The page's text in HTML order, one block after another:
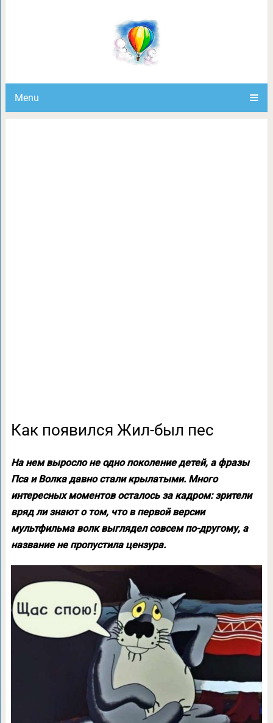
Menu
Как появился Жил-был пес
На нем выросло не одно поколение детей, а фразы
Пса и Волка давно стали крылатыми. Много
интересных моментов осталось за кадром: зрители
вряд ли знают о том, что в первой версии
мультфильма волк выглядел совсем по-другому, а
название не пропустила цензура.